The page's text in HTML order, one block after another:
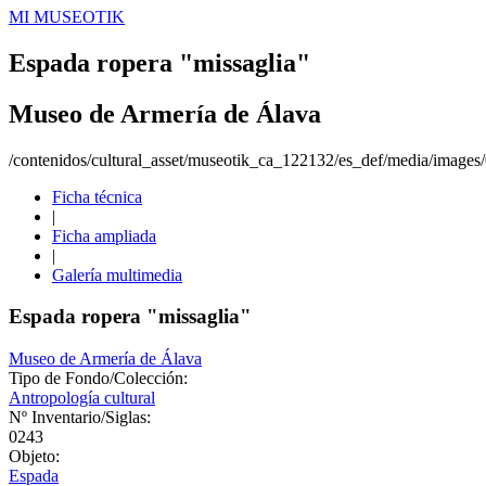
MI MUSEOTIK
Espada ropera "missaglia"
Museo de Armería de Álava
/contenidos/cultural_asset/museotik_ca_122132/es_def/media/
Ficha técnica
|
Ficha ampliada
|
Galería multimedia
Espada ropera "missaglia"
Museo de Armería de Álava
Tipo de Fondo/Colección:
Antropología cultural
Nº Inventario/Siglas:
0243
Objeto:
Espada